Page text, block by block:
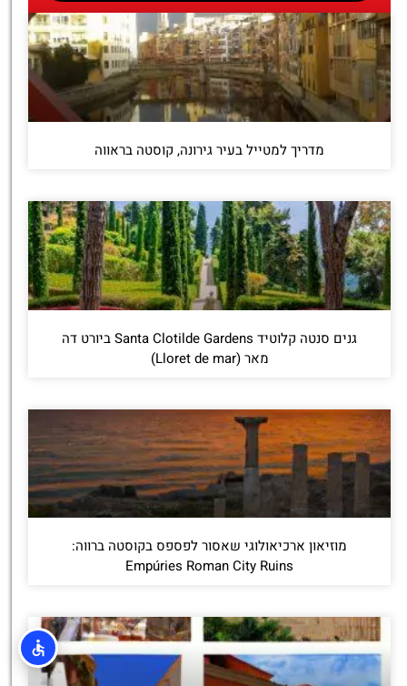
מדריך למטייל בעיר גירונה, קוסטה בראווה
גנים סנטה קלוטיד Santa Clotilde Gardens ביורט דה
מאר (Lloret de mar)
מוזיאון ארכיאולוגי שאסור לפספס בקוסטה ברווה:
Empúries Roman City Ruins